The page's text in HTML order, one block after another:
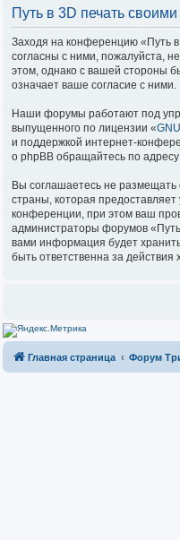
Путь в 3D печать
Заходя на конференцию «Путь
согласны с ними, пожалуйста,
этом, однако с вашей стороны
означает ваше согласие с ними.
Наши форумы работают под
выпущенного по лицензии «
и поддержкой интернет-
о phpBB обращайтесь по адресу
Вы соглашаетесь не размещать
страны, которая
конференции, при этом ваш
администраторы форумов
вами информация будет
быть ответственна за действия
Главная страница Форум